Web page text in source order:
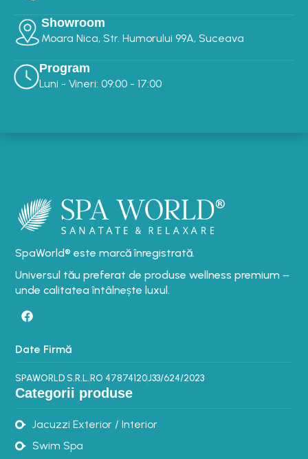
Showroom
Moara Nica, Str. Humorului 99A, Suceava
Program
Luni - Vineri: 09:00 - 17:00
SpaWorld® este marcă înregistrată.
Universul tău preferat de produse wellness premium –
unde calitatea întâlnește luxul.
Date Firmă
SPAWORLD S.R.L.RO 47874120J33/624/2023
Categorii produse
Jacuzzi Exterior / Interior
Swim Spa